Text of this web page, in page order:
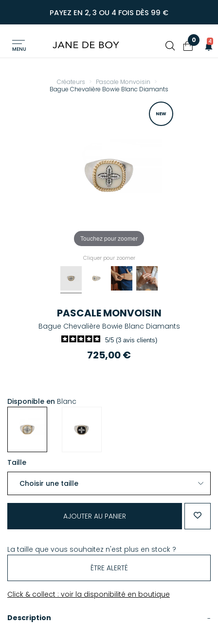
PAYEZ EN 2, 3 OU 4 FOIS DÈS 99 €
MENU
0 4
Créateurs
Pascale Monvoisin
Bague Chevalière Bowie Blanc Diamants
NEW
Touchez pour zoomer
Cliquer pour zoomer
PASCALE MONVOISIN
Bague Chevalière Bowie Blanc Diamants
5/5 (3 avis clients)
725,00 €
Disponible en Blanc
Taille
AJOUTER AU PANIER
La taille que vous souhaitez n'est plus en stock ?
ÊTRE ALERTÉ
Click & collect : voir la disponibilité en boutique
Description